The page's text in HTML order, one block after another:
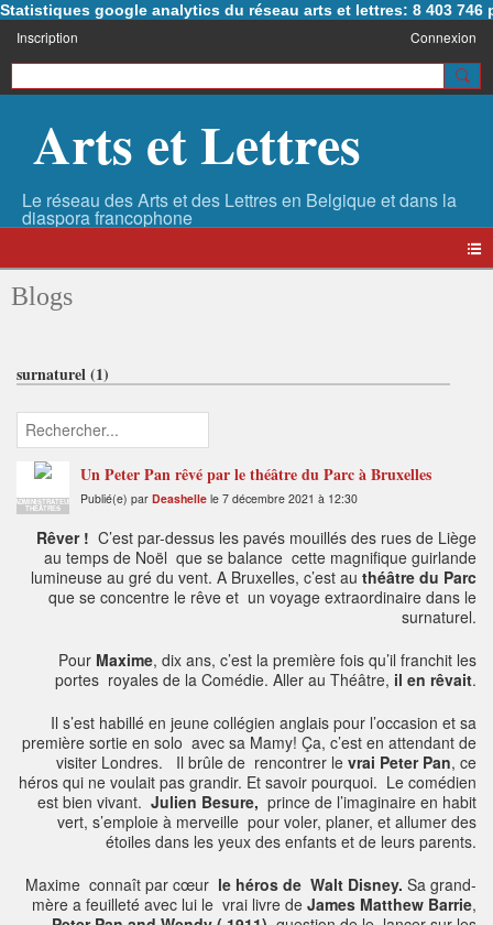
Statistiques google analytics du réseau arts et lettres: 8 403 746
Inscription Connexion
Arts et Lettres
Blogs
surnaturel (1)
ADMINISTRATEUR
THÉÂTRES
Un Peter Pan rêvé par le théâtre du Parc à Bruxelles
Publié(e) par Deashelle le 7 décembre 2021 à 12:30
Rêver ! C’est par-dessus les pavés mouillés des rues de Liège
au temps de Noël que se balance cette magnifique guirlande
lumineuse au gré du vent. A Bruxelles, c’est au théâtre du Parc
que se concentre le rêve et un voyage extraordinaire dans le
surnaturel.
Pour Maxime, dix ans, c’est la première fois qu’il franchit les
portes royales de la Comédie. Aller au Théâtre, il en rêvait.
Il s’est habillé en jeune collégien anglais pour l’occasion et sa
première sortie en solo avec sa Mamy! Ça, c’est en attendant de
visiter Londres. Il brûle de rencontrer le vrai Peter Pan, ce
héros qui ne voulait pas grandir. Et savoir pourquoi. Le comédien
est bien vivant. Julien Besure, prince de l’imaginaire en habit
vert, s’emploie à merveille pour voler, planer, et allumer des
étoiles dans les yeux des enfants et de leurs parents.
Maxime connaît par cœur le héros de Walt Disney. Sa grand-
mère a feuilleté avec lui le vrai livre de James Matthew Barrie,